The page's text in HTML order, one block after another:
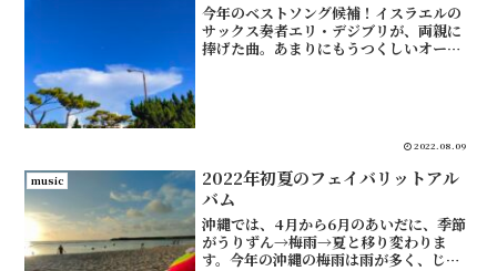
今年のベストソング候補！イスラエルの
サックス奏者エリ・デジブリが、両親に
捧げた曲。あまりにもうつくしいオープ
2022.08.09
music
2022年初夏のフェイバリットアル
バム
沖縄では、4月から6月のあいだに、季節
がうりずん→梅雨→夏と移り変わりま
す。今年の沖縄の梅雨は雨が多く、じっ